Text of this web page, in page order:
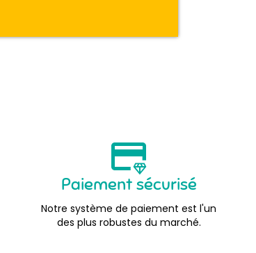
Paiement sécurisé
Notre système de paiement est l'un
des plus robustes du marché.